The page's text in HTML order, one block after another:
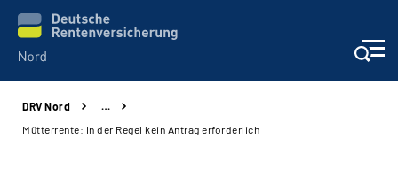
Aktuelles
DRV Nord
…
Mütterrente: In der Regel kein Antrag erforderlich